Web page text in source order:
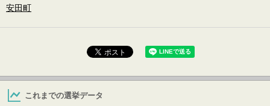
安田町
これまでの選挙データ